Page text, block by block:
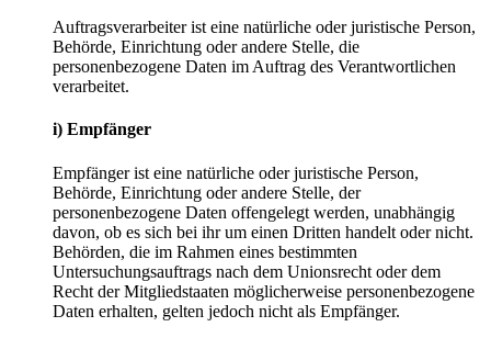
Auftragsverarbeiter ist eine natürliche oder juristische Person,
Behörde, Einrichtung oder andere Stelle, die
personenbezogene Daten im Auftrag des Verantwortlichen
verarbeitet.
i) Empfänger
Empfänger ist eine natürliche oder juristische Person,
Behörde, Einrichtung oder andere Stelle, der
personenbezogene Daten offengelegt werden, unabhängig
davon, ob es sich bei ihr um einen Dritten handelt oder nicht.
Behörden, die im Rahmen eines bestimmten
Untersuchungsauftrags nach dem Unionsrecht oder dem
Recht der Mitgliedstaaten möglicherweise personenbezogene
Daten erhalten, gelten jedoch nicht als Empfänger.